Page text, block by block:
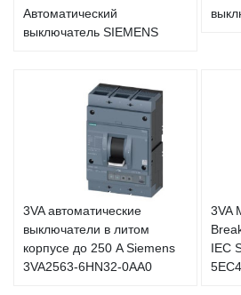
Автоматический
выключатель SIEMENS
3VA автоматические
выключатели в литом
корпусе до 250 A Siemens
3VA2563-6HN32-0AA0
3VA
IEC